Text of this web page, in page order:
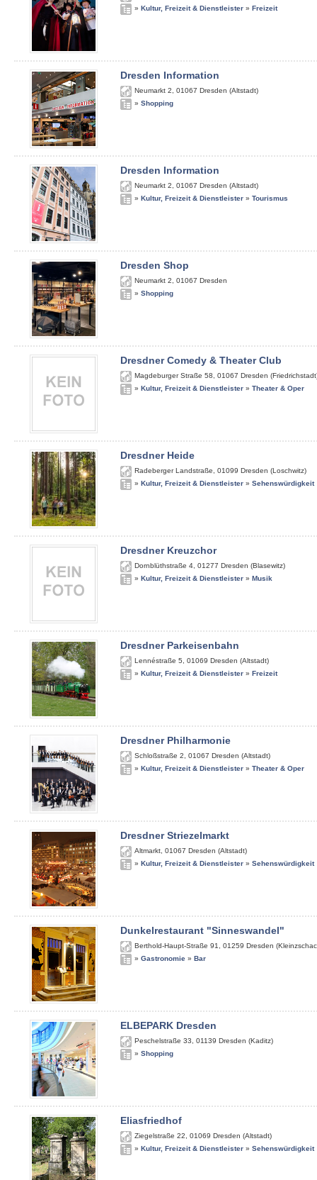
» Kultur, Freizeit & Dienstleister » Freizeit
Dresden Information
Neumarkt 2 01067 Dresden (Altstadt)
» Shopping
Dresden Information
Neumarkt 2 01067 Dresden (Altstadt)
» Kultur, Freizeit & Dienstleister » Tourismus
Dresden Shop
Neumarkt 2 01067 Dresden
» Shopping
Dresdner Comedy & Theater Club
Magdeburger Straße 58 01067 Dresden
» Kultur, Freizeit & Dienstleister » Theater & Oper
Dresdner Heide
Radeberger Landstraße 01099 Dresden (Loschwitz)
» Kultur, Freizeit & Dienstleister » Sehenswürdigkeit
Dresdner Kreuzchor
Dornblüthstraße 4 01277 Dresden (Blasewitz)
» Kultur, Freizeit & Dienstleister » Musik
Dresdner Parkeisenbahn
Lennéstraße 5 01069 Dresden (Altstadt)
» Kultur, Freizeit & Dienstleister » Freizeit
Dresdner Philharmonie
Schloßstraße 2 01067 Dresden (Altstadt)
» Kultur, Freizeit & Dienstleister » Theater & Oper
Dresdner Striezelmarkt
Altmarkt 01067 Dresden (Altstadt)
» Kultur, Freizeit & Dienstleister » Sehenswürdigkeit
Dunkelrestaurant "Sinneswandel"
Berthold-Haupt-Straße 91 01259 Dresden
» Gastronomie » Bar
ELBEPARK Dresden
Peschelstraße 33 01139 Dresden (Kaditz)
» Shopping
Eliasfriedhof
Ziegelstraße 22 01069 Dresden (Altstadt)
» Kultur, Freizeit & Dienstleister » Sehenswürdigkeit